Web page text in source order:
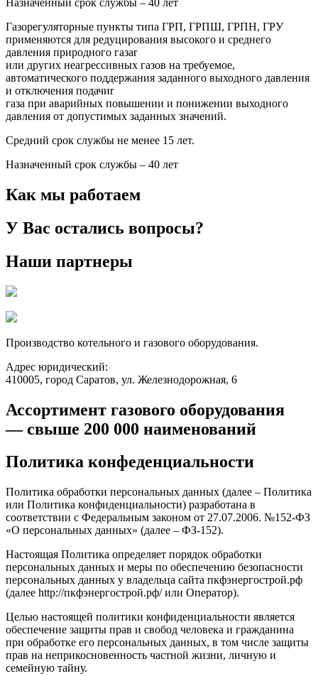
Назначенный срок службы – 40 лет
Газорегуляторные пункты типа ГРП, ГРПШ, ГРПН, ГРУ
применяются для редуцирования высокого и среднего
давления природного газаr
или других неагрессивных газов на требуемое,
автоматического поддержания заданного выходного давления
и отключения подачиr
газа при аварийных повышении и понижении выходного
давления от допустимых заданных значений.
Средний срок службы не менее 15 лет.
Назначенный срок службы – 40 лет
Как мы работаем
У Вас остались вопросы?
Наши партнеры
Производство котельного и газового оборудования.
Адрес юридический:
410005, город Саратов, ул. Железнодорожная, 6
Ассортимент газового оборудования
— свыше 200 000 наименований
Политика конфеденциальности
Политика обработки персональных данных (далее – Политика
или Политика конфиденциальности) разработана в
соответствии с Федеральным законом от 27.07.2006. №152-ФЗ
«О персональных данных» (далее – ФЗ-152).
Настоящая Политика определяет порядок обработки
персональных данных и меры по обеспечению безопасности
персональных данных у владельца сайта пкфэнергострой.рф
(далее http://пкфэнергострой.рф/ или Оператор).
Целью настоящей политики конфиденциальности является
обеспечение защиты прав и свобод человека и гражданина
при обработке его персональных данных, в том числе защиты
прав на неприкосновенность частной жизни, личную и
семейную тайну.